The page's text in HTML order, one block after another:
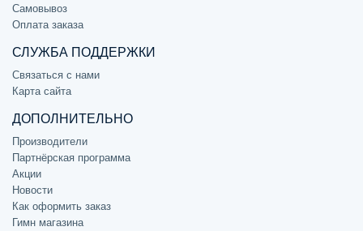
Самовывоз
Оплата заказа
СЛУЖБА ПОДДЕРЖКИ
Связаться с нами
Карта сайта
ДОПОЛНИТЕЛЬНО
Производители
Партнёрская программа
Акции
Новости
Как оформить заказ
Гимн магазина